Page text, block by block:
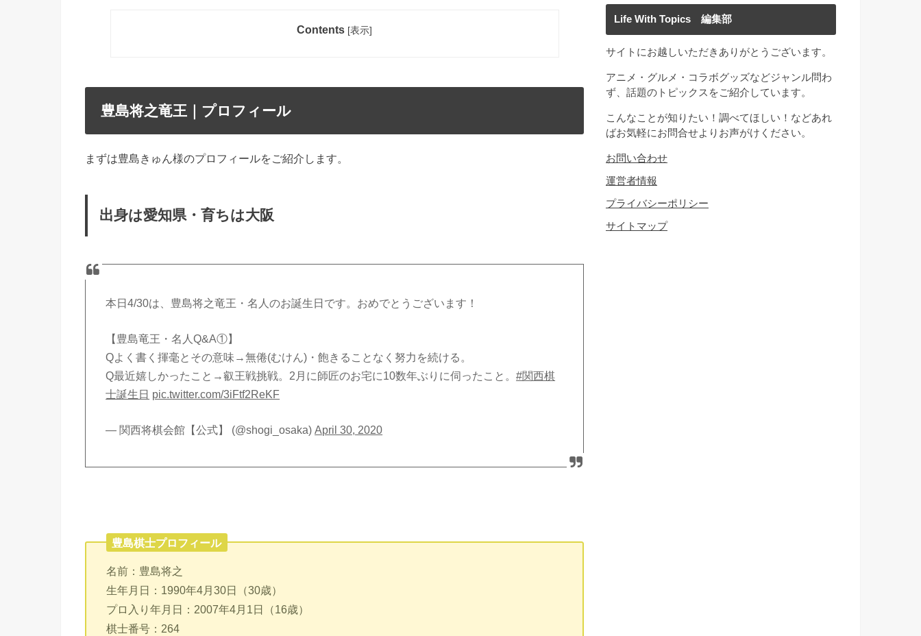
Contents [表示]
豊島将之竜王｜プロフィール
まずは豊島きゅん様のプロフィールをご紹介します。
出身は愛知県・育ちは大阪
本日4/30は、豊島将之竜王・名人のお誕生日です。おめでとうございます！
【豊島竜王・名人Q&A①】
Qよく書く揮毫とその意味→無倦(むけん)・飽きることなく努力を続ける。
Q最近嬉しかったこと→叡王戦挑戦。2月に師匠のお宅に10数年ぶりに伺ったこと。#関西棋
士誕生日 pic.twitter.com/3iFtf2ReKF
— 関西将棋会館【公式】 (@shogi_osaka)April 30, 2020
豊島棋士プロフィール
名前：豊島将之
生年月日：1990年4月30日（30歳）
プロ入り年月日：2007年4月1日（16歳）
棋士番号：264
Life With Topics 編集部
サイトにお越しいただきありがとうございます。
アニメ・グルメ・コラボグッズなどジャンル問わ
ず、話題のトピックスをご紹介しています。
こんなことが知りたい！調べてほしい！などあれ
ばお気軽にお問合せよりお声がけください。
お問い合わせ
運営者情報
プライバシーポリシー
サイトマップ